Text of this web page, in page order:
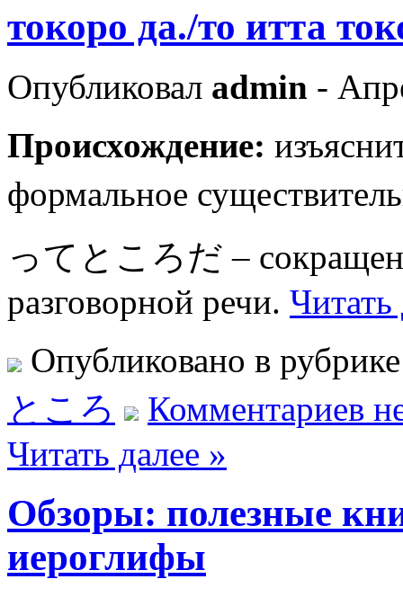
токоро да./то итта
Опубликовал admin -
Происхождение:
формальное
ってところだ –
разговорной речи. Читать
Опубликовано в
ところ
Комментариев
Читать далее »
Обзоры: полезные
иероглифы